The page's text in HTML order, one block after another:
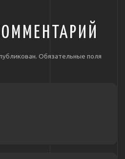
Обязательные поля